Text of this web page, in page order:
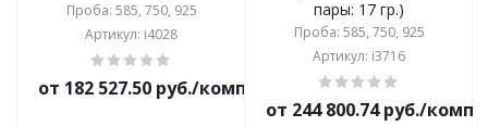
Проба: 585, 750, 925
Артикул: i4028
от 182 527.50 руб./комплект
пары: 17 гр.)
Проба: 585, 750, 925
Артикул: i3716
от 244 800.74 руб./